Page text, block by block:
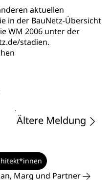
aktuellen
in der BauNetz-Übersicht
WM 2006 unter der
stadien.
Ältere Meldung
Marg und Partner